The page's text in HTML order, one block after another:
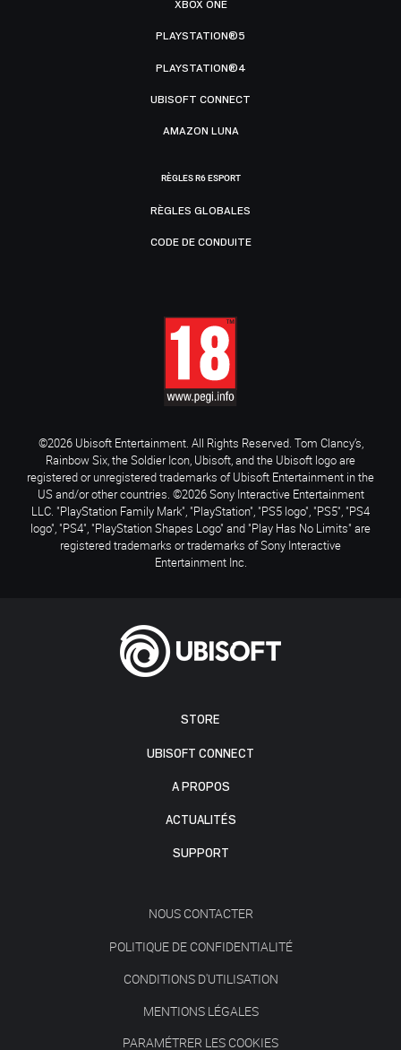
STORE
UBISOFT CONNECT
A PROPOS
ACTUALITÉS
SUPPORT
NOUS CONTACTER
POLITIQUE DE CONFIDENTIALITÉ
CONDITIONS D'UTILISATION
MENTIONS LÉGALES
PARAMÉTRER LES COOKIES
XBOX ONE
PLAYSTATION®5
PLAYSTATION®4
UBISOFT CONNECT
AMAZON LUNA
RÈGLES R6 ESPORT
RÈGLES GLOBALES
CODE DE CONDUITE
©2026 Ubisoft Entertainment. All Rights Reserved. Tom Clancy’s,
Rainbow Six, the Soldier Icon, Ubisoft, and the Ubisoft logo are
registered or unregistered trademarks of Ubisoft Entertainment in the
US and/or other countries. ©2026 Sony Interactive Entertainment
LLC. "PlayStation Family Mark", "PlayStation", "PS5 logo", "PS5", "PS4
logo", "PS4", "PlayStation Shapes Logo" and "Play Has No Limits" are
registered trademarks or trademarks of Sony Interactive
Entertainment Inc.